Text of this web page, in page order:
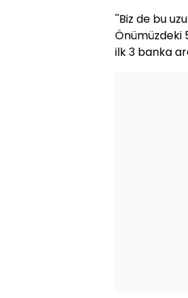
''Biz de bu
Önümüzdeki
ilk 3 banka